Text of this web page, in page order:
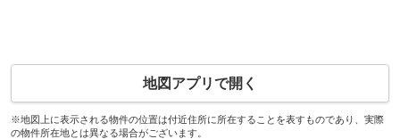
地図アプリで開く
※地図上に表示される物件の位置は付近住所に所在することを表すものであり、実際
の物件所在地とは異なる場合がございます。